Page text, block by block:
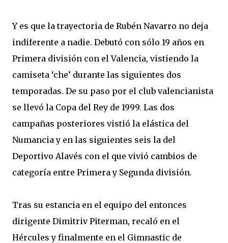
Y es que la trayectoria de Rubén Navarro no deja
indiferente a nadie. Debutó con sólo 19 años en
Primera división con el Valencia, vistiendo la
camiseta ‘che’ durante las siguientes dos
temporadas. De su paso por el club valencianista
se llevó la Copa del Rey de 1999. Las dos
campañas posteriores vistió la elástica del
Numancia y en las siguientes seis la del
Deportivo Alavés con el que vivió cambios de
categoría entre Primera y Segunda división.
Tras su estancia en el equipo del entonces
dirigente Dimitriv Piterman, recaló en el
Hércules y finalmente en el Gimnastic de